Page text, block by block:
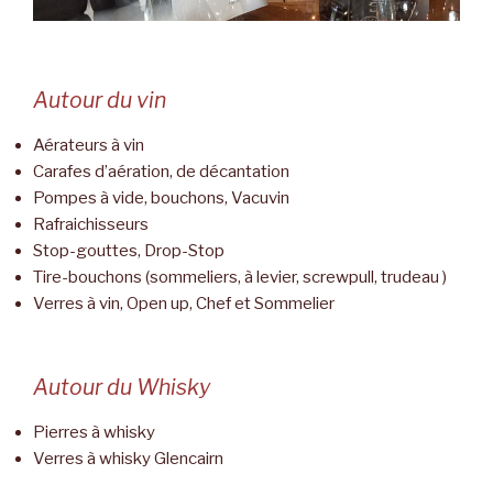
Autour du vin
Aérateurs à vin
Carafes d’aération, de décantation
Pompes à vide, bouchons, Vacuvin
Rafraichisseurs
Stop-gouttes, Drop-Stop
Tire-bouchons (sommeliers, à levier, screwpull, trudeau )
Verres à vin, Open up, Chef et Sommelier
Autour du Whisky
Pierres à whisky
Verres à whisky Glencairn